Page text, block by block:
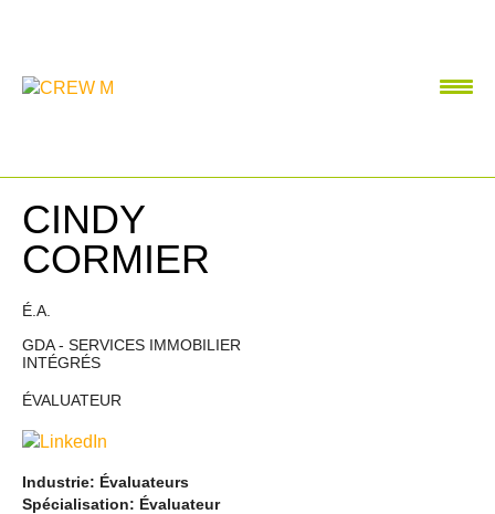
CINDY
CORMIER
É.A.
GDA - SERVICES IMMOBILIER
INTÉGRÉS
ÉVALUATEUR
Industrie: Évaluateurs
Spécialisation: Évaluateur